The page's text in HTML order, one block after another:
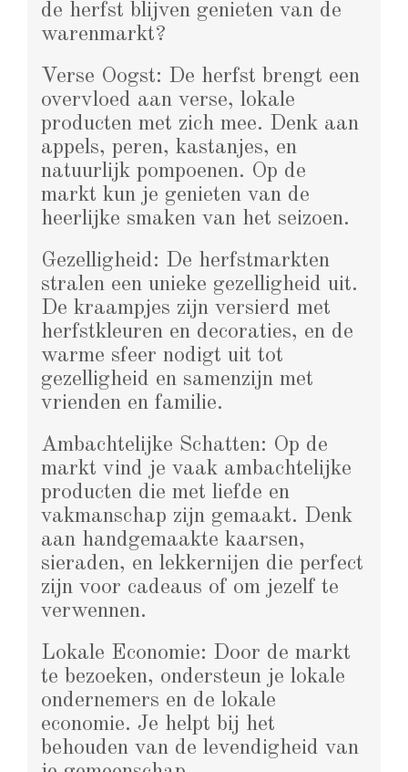
de herfst blijven genieten van de
warenmarkt?
Verse Oogst: De herfst brengt een
overvloed aan verse, lokale
producten met zich mee. Denk aan
appels, peren, kastanjes, en
natuurlijk pompoenen. Op de
markt kun je genieten van de
heerlijke smaken van het seizoen.
Gezelligheid: De herfstmarkten
stralen een unieke gezelligheid uit.
De kraampjes zijn versierd met
herfstkleuren en decoraties, en de
warme sfeer nodigt uit tot
gezelligheid en samenzijn met
vrienden en familie.
Ambachtelijke Schatten: Op de
markt vind je vaak ambachtelijke
producten die met liefde en
vakmanschap zijn gemaakt. Denk
aan handgemaakte kaarsen,
sieraden, en lekkernijen die perfect
zijn voor cadeaus of om jezelf te
verwennen.
Lokale Economie: Door de markt
te bezoeken, ondersteun je lokale
ondernemers en de lokale
economie. Je helpt bij het
behouden van de levendigheid van